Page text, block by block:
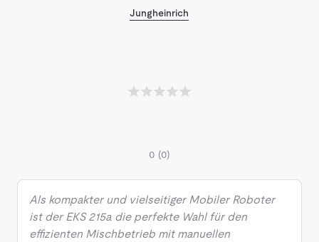
Jungheinrich
0 (0)
Als kompakter und vielseitiger Mobiler Roboter
ist der EKS 215a die perfekte Wahl für den
effizienten Mischbetrieb mit manuellen